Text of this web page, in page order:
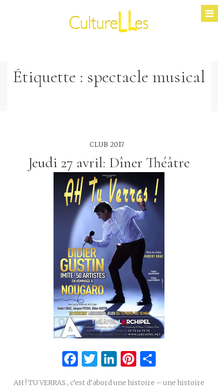
Étiquette : spectacle musical
CLUB 2017
Jeudi 27 avril: Dîner Théâtre
Facebook
Twitter
LinkedIn
Pinterest
AH ! TU VERRAS , c’est d’abord une histoire – une histoire